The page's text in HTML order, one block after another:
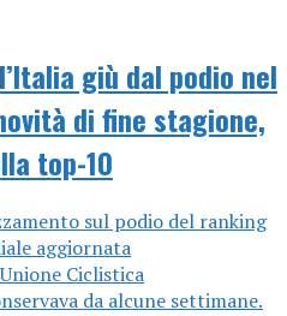
giù dal podio nel
di fine stagione,
top-10
sul podio del ranking
aggiornata
Ciclistica
da alcune settimane.